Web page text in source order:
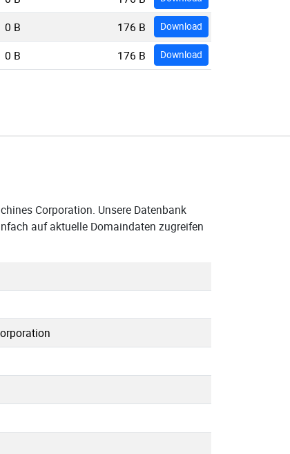
0 B 176 B Download
0 B 176 B Download
Corporation. Unsere Datenbank
auf aktuelle Domaindaten zugreifen